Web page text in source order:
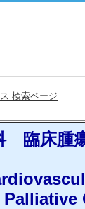
検索ページ
臨床腫